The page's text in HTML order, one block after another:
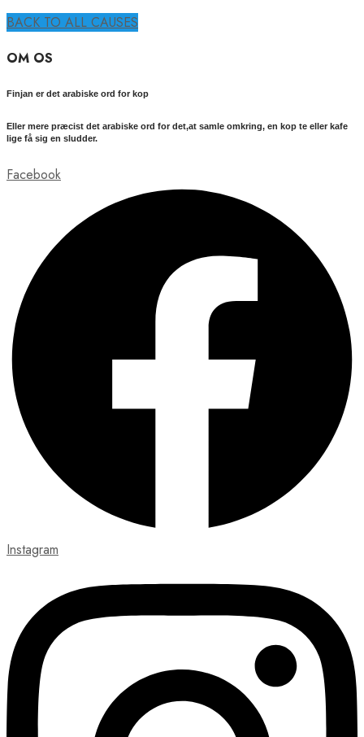
BACK TO ALL CAUSES
OM OS
Finjan er det arabiske ord for kop
Eller mere præcist det arabiske ord for det,at samle omkring, en kop te eller kafe
lige få sig en sludder.
Facebook
Instagram